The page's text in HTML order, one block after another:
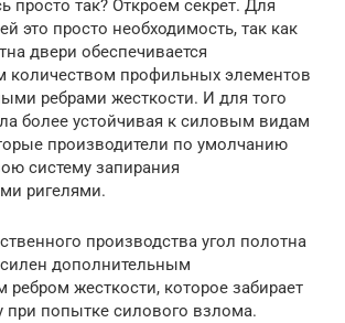
просто так? Откроем секрет. Для
это просто необходимость, так как
двери обеспечивается
профильных элементов
ребрами жесткости. И для того
более устойчивая к силовым видам
производители по умолчанию
систему запирания
ригелями.
производства угол полотна
дополнительным
ребром жесткости, которое забирает
при попытке силового взлома.